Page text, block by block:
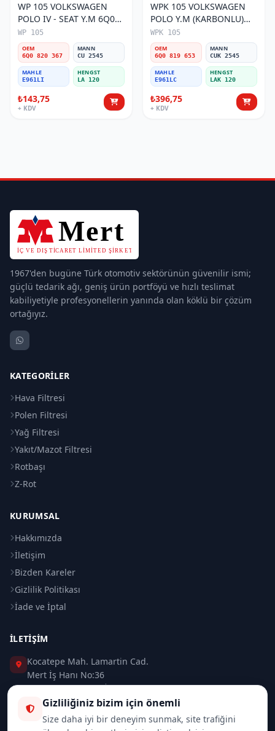
WP 105 VOLKSWAGEN
POLO IV - SEAT Y.M 6Q0
820 367 Polen Filtresi
WP 105
OEM
6Q0 820 367
MANN
CU 2545
MAHLE
E961LI
HENGST
LA 120
₺143,75
+ KDV
WPK 105 VOLKSWAGEN
POLO Y.M (KARBONLU)
6Q0 819 653 Polen Filtresi
WPK 105
OEM
6Q0 819 653
MANN
CUK 2545
MAHLE
E961LC
HENGST
LAK 120
₺396,75
+ KDV
1967'den bugüne Türk otomotiv sektörünün güvenilir ismi;
güçlü tedarik ağı, geniş ürün portföyü ve hızlı teslimat
kabiliyetiyle profesyonellerin yanında olan köklü bir çözüm
ortağıyız.
KATEGORILER
Hava Filtresi
Polen Filtresi
Yağ Filtresi
Yakıt/Mazot Filtresi
Rotbaşı
Z-Rot
KURUMSAL
Hakkımızda
İletişim
Bizden Kareler
Gizlilik Politikası
İade ve İptal
İLETIŞIM
Kocatepe Mah. Lamartin Cad.
Mert İş Hanı No:36
Taksim / Beyoğlu / İSTANBUL
0 (212) 235 37 83
Gizliliğiniz bizim için önemli
Size daha iyi bir deneyim sunmak, site trafiğini